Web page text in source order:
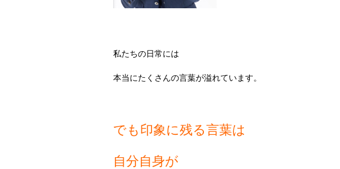
私たちの日常には
本当にたくさんの言葉が溢れています。
でも印象に残る言葉は
自分自身が